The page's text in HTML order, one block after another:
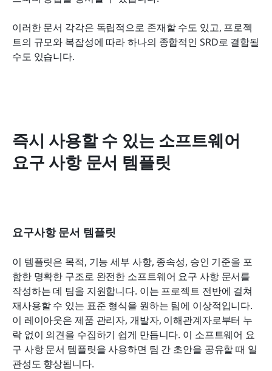
이러한 문서 각각은 독립적으로 존재할 수도 있고, 프로젝
트의 규모와 복잡성에 따라 하나의 종합적인 SRD로 결합될
수도 있습니다.
즉시 사용할 수 있는 소프트웨어
요구 사항 문서 템플릿
요구사항 문서 템플릿
이 템플릿은 목적, 기능 세부 사항, 종속성, 승인 기준을 포
함한 명확한 구조로 완전한 소프트웨어 요구 사항 문서를
작성하는 데 팀을 지원합니다. 이는 프로젝트 전반에 걸쳐
재사용할 수 있는 표준 형식을 원하는 팀에 이상적입니다.
이 레이아웃은 제품 관리자, 개발자, 이해관계자로부터 누
락 없이 의견을 수집하기 쉽게 만듭니다. 이 소프트웨어 요
구 사항 문서 템플릿을 사용하면 팀 간 초안을 공유할 때 일
관성도 향상됩니다.